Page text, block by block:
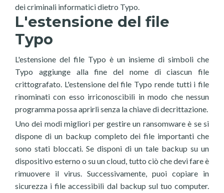
dei criminali informatici dietro Typo.
L'estensione del file
Typo
L'estensione del file Typo è un insieme di simboli che
Typo aggiunge alla fine del nome di ciascun file
crittografato. L'estensione del file Typo rende tutti i file
rinominati con esso irriconoscibili in modo che nessun
programma possa aprirli senza la chiave di decrittazione.
Uno dei modi migliori per gestire un ransomware è se si
dispone di un backup completo dei file importanti che
sono stati bloccati. Se disponi di un tale backup su un
dispositivo esterno o su un cloud, tutto ciò che devi fare è
rimuovere il virus. Successivamente, puoi copiare in
sicurezza i file accessibili dal backup sul tuo computer.